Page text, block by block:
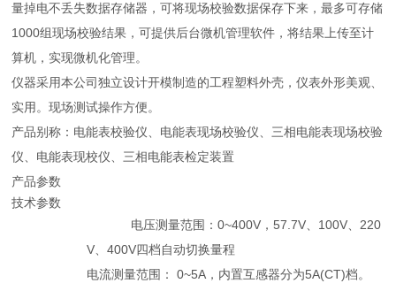
量掉电不丢失数据存储器，可将现场校验数据保存下来，最多可存储
1000组现场校验结果，可提供后台微机管理软件，将结果上传至计
算机，实现微机化管理。
仪器采用本公司独立设计开模制造的工程塑料外壳，仪表外形美观、
实用。现场测试操作方便。
产品别称：电能表校验仪、电能表现场校验仪、三相电能表现场校验
仪、电能表现校仪、三相电能表检定装置
产品参数
技术参数
电压测量范围：0~400V，57.7V、100V、220
V、400V四档自动切换量程
电流测量范围： 0~5A，内置互感器分为5A(CT)档。